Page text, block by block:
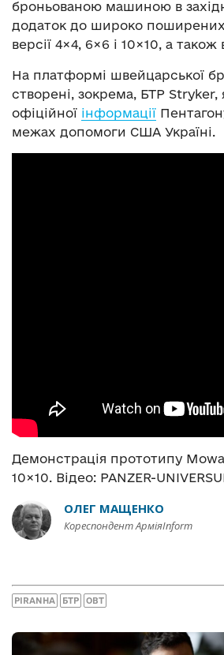
броньованою машиною в
додаток до широко
версії 4×4, 6×6 і 10×10, а також
На платформі швейцарської
створені, зокрема, БТР Stryker,
офіційної інформації
межах допомоги США Україні.
Демонстрація прототипу
10×10. Відео: PANZER-
ОЛЕГ МАЩЕНКО
Кореспондент АрміяInform
PIRANHA БТР ОВТ